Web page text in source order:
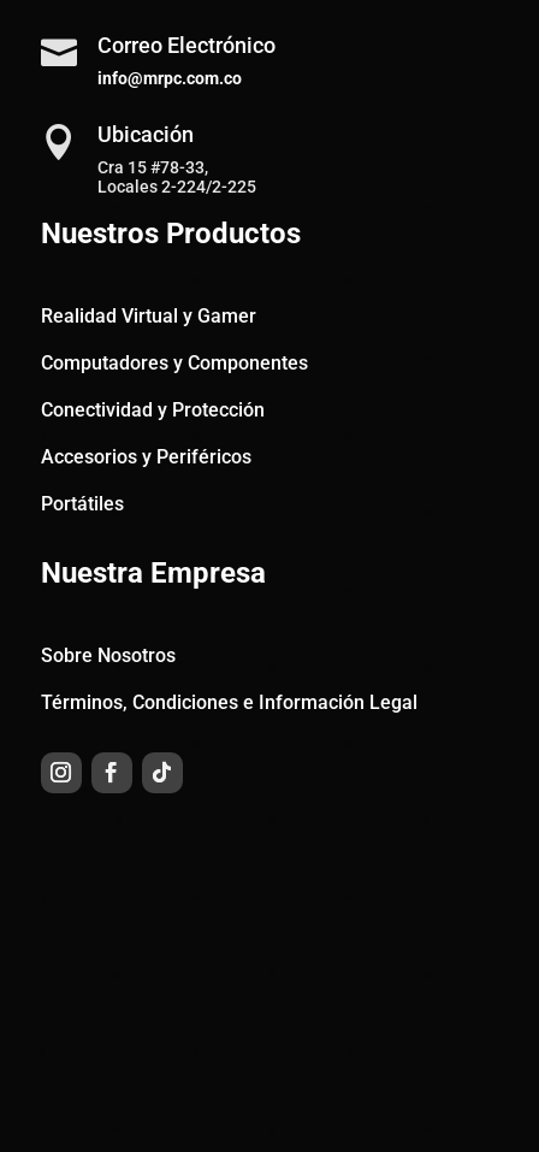
 Correo Electrónico
info@mrpc.com.co
 Ubicación
Cra 15 #78-33,
Locales 2-224/2-225
Nuestros Productos
Realidad Virtual y Gamer
Computadores y Componentes
Conectividad y Protección
Accesorios y Periféricos
Portátiles
Nuestra Empresa
Sobre Nosotros
Términos, Condiciones e Información Legal